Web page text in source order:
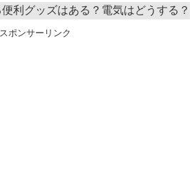
スポンサーリンク